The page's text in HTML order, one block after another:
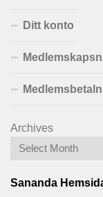
Ditt konto
Archives
Sananda